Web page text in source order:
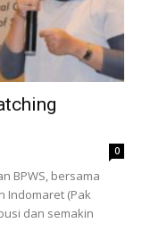
0
BPWS, bersama
Indomaret (Pak
dan semakin